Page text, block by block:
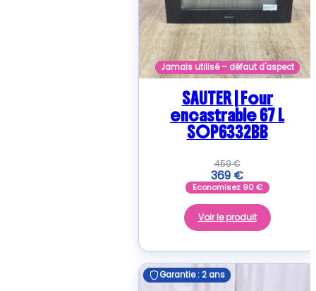
Jamais utilisé – défaut d'aspect
SAUTER | Four
encastrable 67 L
SOP6332BB
459€
369 €
Economisez 90€
Voir le produit
Garantie : 2 ans
Garantie : 2 ans